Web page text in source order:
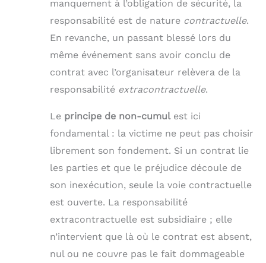
manquement à l’obligation de sécurité, la
responsabilité est de nature contractuelle.
En revanche, un passant blessé lors du
même événement sans avoir conclu de
contrat avec l’organisateur relèvera de la
responsabilité extracontractuelle.
Le principe de non-cumulest ici
fondamental : la victime ne peut pas choisir
librement son fondement. Si un contrat lie
les parties et que le préjudice découle de
son inexécution, seule la voie contractuelle
est ouverte. La responsabilité
extracontractuelle est subsidiaire ; elle
n’intervient que là où le contrat est absent,
nul ou ne couvre pas le fait dommageable